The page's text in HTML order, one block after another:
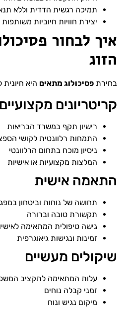
תמיכה רגשית הדדית וללא
יצירת חוויות חיוביות
איך לבחור
הזוג
בחירת פסיכולוג מתאים היא
קריטריונים מקצועיים
רישיון תקף במשרד הבריאות
התמחות רלוונטית לקושי
ניסיון מוכח בתחום הרלוונטי
המלצות מקצועיות או אישיות
התאמה אישית
תחושה של נוחות וביטחון
תקשורת טובה וברורה
גישה טיפולית המתאימה
זמינות ונגישות גיאוגרפית
שיקולים מעשיים
עלות המתאימה לתקציב
זמני קבלה נוחים
מיקום נגיש ונוח